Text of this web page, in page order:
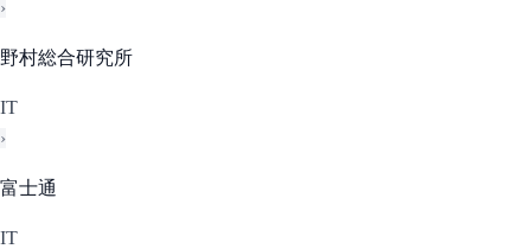
›
野村総合研究所
IT
›
富士通
IT